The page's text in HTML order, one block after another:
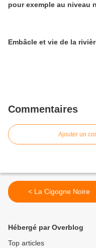
pour exemple au niveau
Embâcle et vie de la
Commentaires
Ajouter un
< La Cigogne Noire
Hébergé par Overblog
Top articles